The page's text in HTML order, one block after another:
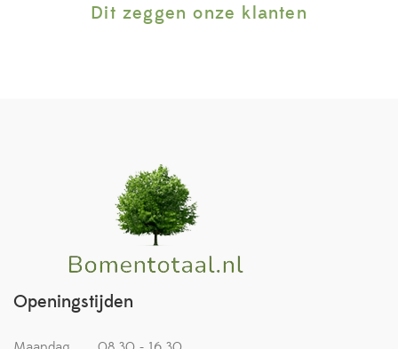
Dit zeggen onze klanten
Openingstijden